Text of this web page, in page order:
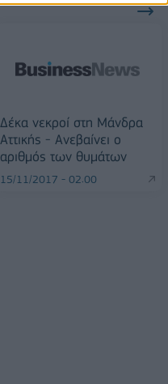
Δέκα νεκροί στη Μάνδρα
Αττικής - Ανεβαίνει ο
αριθμός των θυμάτων
15/11/2017 - 02:00